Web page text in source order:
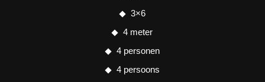
3×6
4 meter
4 personen
4 persoons